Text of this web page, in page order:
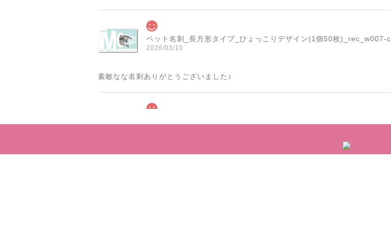
ペット名刺_長方形タイプ_ひょっこりデザイン(1個50枚)_rec_w007-c
2026/03/10
素敵なな名刺ありがとうございました♪